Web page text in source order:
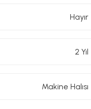
Hayır
2 Yıl
Makine Halısı